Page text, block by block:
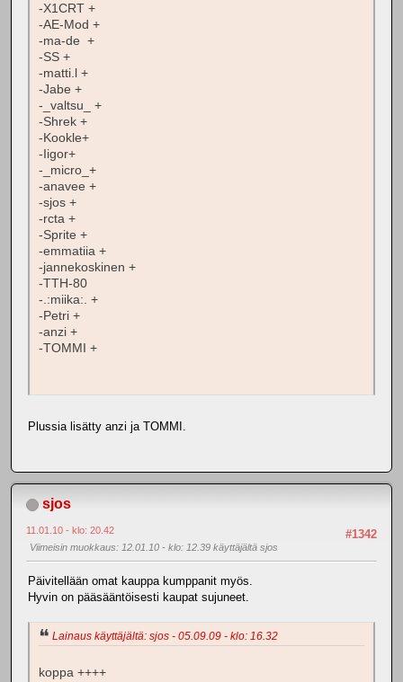
-X1CRT +
-AE-Mod +
-ma-de +
-SS +
-matti.l +
-Jabe +
-_valtsu_ +
-Shrek +
-Kookle+
-Iigor+
-_micro_+
-anavee +
-sjos +
-rcta +
-Sprite +
-emmatiia +
-jannekoskinen +
-TTH-80
-.:miika:. +
-Petri +
-anzi +
-TOMMI +
Plussia lisätty anzi ja TOMMI.
sjos
#1342
11.01.10 - klo: 20.42
Viimeisin muokkaus: 12.01.10 - klo: 12.39 käyttäjältä sjos
Päivitellään omat kauppa kumppanit myös.
Hyvin on pääsääntöisesti kaupat sujuneet.
Lainaus käyttäjältä: sjos - 05.09.09 - klo: 16.32
koppa ++++